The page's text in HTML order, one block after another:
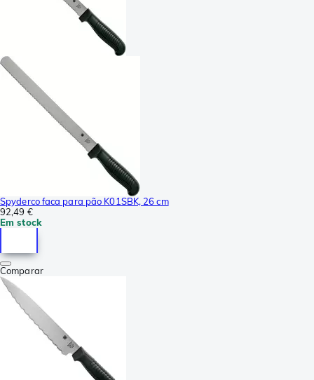
Spyderco faca para pão K01SBK, 26 cm
92,49 €
Em stock
Comparar